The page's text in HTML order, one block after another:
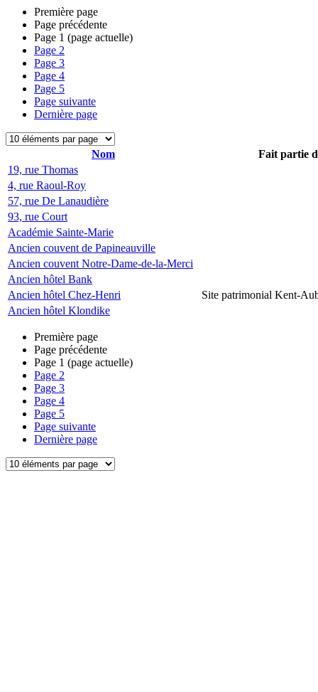
Première page
Page précédente
Page 1 (page actuelle)
Page 2
Page 3
Page 4
Page 5
Page suivante
Dernière page
Nom
Fait partie
19, rue Thomas
4, rue Raoul-Roy
57, rue De Lanaudière
93, rue Court
Académie Sainte-Marie
Ancien couvent de Papineauville
Ancien couvent Notre-Dame-de-la-Merci
Ancien hôtel Bank
Ancien hôtel Chez-Henri
Site patrimonial Kent-
Ancien hôtel Klondike
Première page
Page précédente
Page 1 (page actuelle)
Page 2
Page 3
Page 4
Page 5
Page suivante
Dernière page